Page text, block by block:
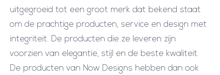
uitgegroeid tot een groot merk dat bekend staat
om de prachtige producten, service en design met
integriteit. De producten die ze leveren zijn
voorzien van elegantie, stijl en de beste kwaliteit.
De producten van Now Designs hebben dan ook